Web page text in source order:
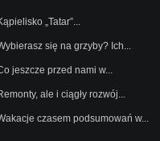
„Tatar”...
się na grzyby? Ich...
jeszcze przed nami w...
ale i ciągły rozwój...
czasem podsumowań w...